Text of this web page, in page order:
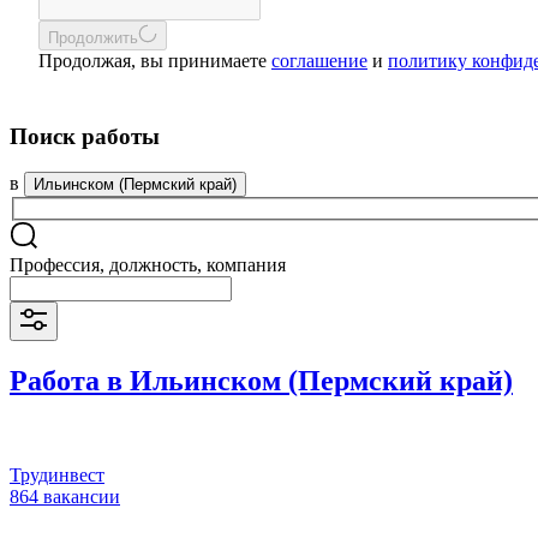
Продолжить
Продолжая, вы принимаете соглашение и политику
Поиск работы
в Ильинском (Пермский край)
Профессия, должность, компания
Работа в Ильинском (Пермский край)
Трудинвест
864 вакансии